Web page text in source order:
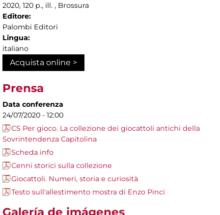
2020, 120 p., ill. , Brossura
Editore:
Palombi Editori
Lingua:
italiano
Acquista online >
Prensa
Data conferenza
24/07/2020 - 12:00
CS Per gioco. La collezione dei giocattoli antichi della
Sovrintendenza Capitolina
Scheda info
Cenni storici sulla collezione
Giocattoli. Numeri, storia e curiosità
Testo sull'allestimento mostra di Enzo Pinci
Galería de imágenes